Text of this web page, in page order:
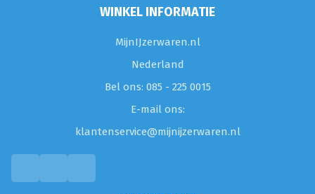
WINKEL INFORMATIE
MijnIJzerwaren.nl
Nederland
Bel ons: 085 - 225 0015
E-mail ons:
klantenservice@mijnijzerwaren.nl